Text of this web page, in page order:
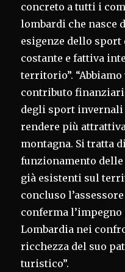
concreto a tutti i
lombardi che nasce
esigenze dello sport
costante e fattiva
territorio”.
contributo
degli sport invernali
rendere più
montagna. Si tratta
funzionamento
già esistenti sul
concluso
conferma
Lombardia nei
ricchezza del suo
turistico”.